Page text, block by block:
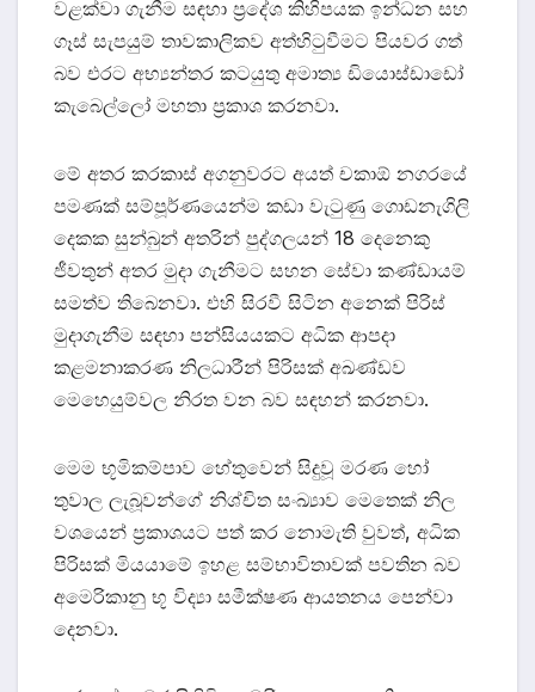
වළක්වා ගැනීම සඳහා ප්‍රදේශ කිහිපයක ඉන්ධන සහ
ගෑස් සැපයුම් තාවකාලිකව අත්හිටුවීමට පියවර ගත්
බව එරට අභ්‍යන්තර කටයුතු අමාත්‍ය ඩියොස්ඩාඩෝ
කැබෙල්ලෝ මහතා ප්‍රකාශ කරනවා.
මේ අතර කරකාස් අගනුවරට අයත් චකාඕ නගරයේ
පමණක් සම්පූර්ණයෙන්ම කඩා වැටුණු ගොඩනැගිලි
දෙකක සුන්බුන් අතරින් පුද්ගලයන් 18 දෙනෙකු
ජීවතුන් අතර මුදා ගැනීමට සහන සේවා කණ්ඩායම්
සමත්ව තිබෙනවා. එහි සිරවී සිටින අනෙක් පිරිස්
මුදාගැනීම සඳහා පන්සියයකට අධික ආපදා
කළමනාකරණ නිලධාරීන් පිරිසක් අඛණ්ඩව
මෙහෙයුම්වල නිරත වන බව සඳහන් කරනවා.
මෙම භූමිකම්පාව හේතුවෙන් සිදුවූ මරණ හෝ
තුවාල ලැබූවන්ගේ නිශ්චිත සංඛ්‍යාව මෙතෙක් නිල
වශයෙන් ප්‍රකාශයට පත් කර නොමැති වුවත්, අධික
පිරිසක් මියයාමේ ඉහළ සම්භාවිතාවක් පවතින බව
අමෙරිකානු භූ විද්‍යා සමීක්ෂණ ආයතනය පෙන්වා
දෙනවා.